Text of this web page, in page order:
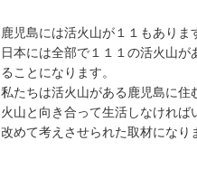
鹿児島には活火山が１１もありま
日本には全部で１１１の活火山
ることになります。
私たちは活火山がある鹿児島に住
火山と向き合って生活しなければ
改めて考えさせられた取材になり